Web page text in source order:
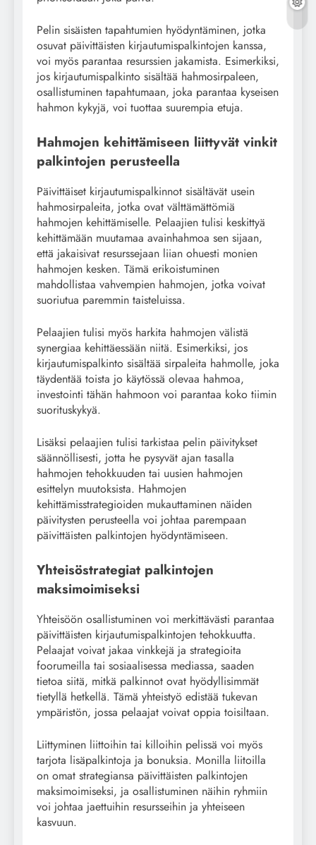
Pelin sisäisten tapahtumien hyödyntäminen, jotka
osuvat päivittäisten kirjautumispalkintojen kanssa,
voi myös parantaa resurssien jakamista. Esimerkiksi,
jos kirjautumispalkinto sisältää hahmosirpaleen,
osallistuminen tapahtumaan, joka parantaa kyseisen
hahmon kykyjä, voi tuottaa suurempia etuja.
Hahmojen kehittämiseen liittyvät vinkit
palkintojen perusteella
Päivittäiset kirjautumispalkinnot sisältävät usein
hahmosirpaleita, jotka ovat välttämättömiä
hahmojen kehittämiselle. Pelaajien tulisi keskittyä
kehittämään muutamaa avainhahmoa sen sijaan,
että jakaisivat resurssejaan liian ohuesti monien
hahmojen kesken. Tämä erikoistuminen
mahdollistaa vahvempien hahmojen, jotka voivat
suoriutua paremmin taisteluissa.
Pelaajien tulisi myös harkita hahmojen välistä
synergiaa kehittäessään niitä. Esimerkiksi, jos
kirjautumispalkinto sisältää sirpaleita hahmolle, joka
täydentää toista jo käytössä olevaa hahmoa,
investointi tähän hahmoon voi parantaa koko tiimin
suorituskykyä.
Lisäksi pelaajien tulisi tarkistaa pelin päivitykset
säännöllisesti, jotta he pysyvät ajan tasalla
hahmojen tehokkuuden tai uusien hahmojen
esittelyn muutoksista. Hahmojen
kehittämisstrategioiden mukauttaminen näiden
päivitysten perusteella voi johtaa parempaan
päivittäisten palkintojen hyödyntämiseen.
Yhteisöstrategiat palkintojen
maksimoimiseksi
Yhteisöön osallistuminen voi merkittävästi parantaa
päivittäisten kirjautumispalkintojen tehokkuutta.
Pelaajat voivat jakaa vinkkejä ja strategioita
foorumeilla tai sosiaalisessa mediassa, saaden
tietoa siitä, mitkä palkinnot ovat hyödyllisimmät
tietyllä hetkellä. Tämä yhteistyö edistää tukevan
ympäristön, jossa pelaajat voivat oppia toisiltaan.
Liittyminen liittoihin tai killoihin pelissä voi myös
tarjota lisäpalkintoja ja bonuksia. Monilla liitoilla
on omat strategiansa päivittäisten palkintojen
maksimoimiseksi, ja osallistuminen näihin ryhmiin
voi johtaa jaettuihin resursseihin ja yhteiseen
kasvuun.